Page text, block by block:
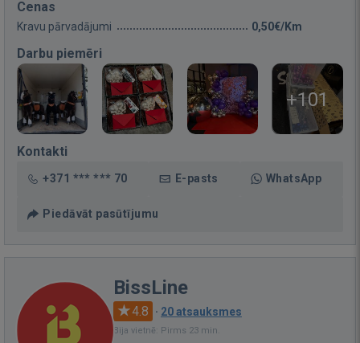
Cenas
Kravu pārvadājumi 0,50€/Km
Darbu piemēri
+101
Kontakti
+371 *** *** 70 E-pasts WhatsApp
Piedāvāt pasūtījumu
BissLine
4.8 · 20 atsauksmes
Bija vietnē: Pirms 23 min.